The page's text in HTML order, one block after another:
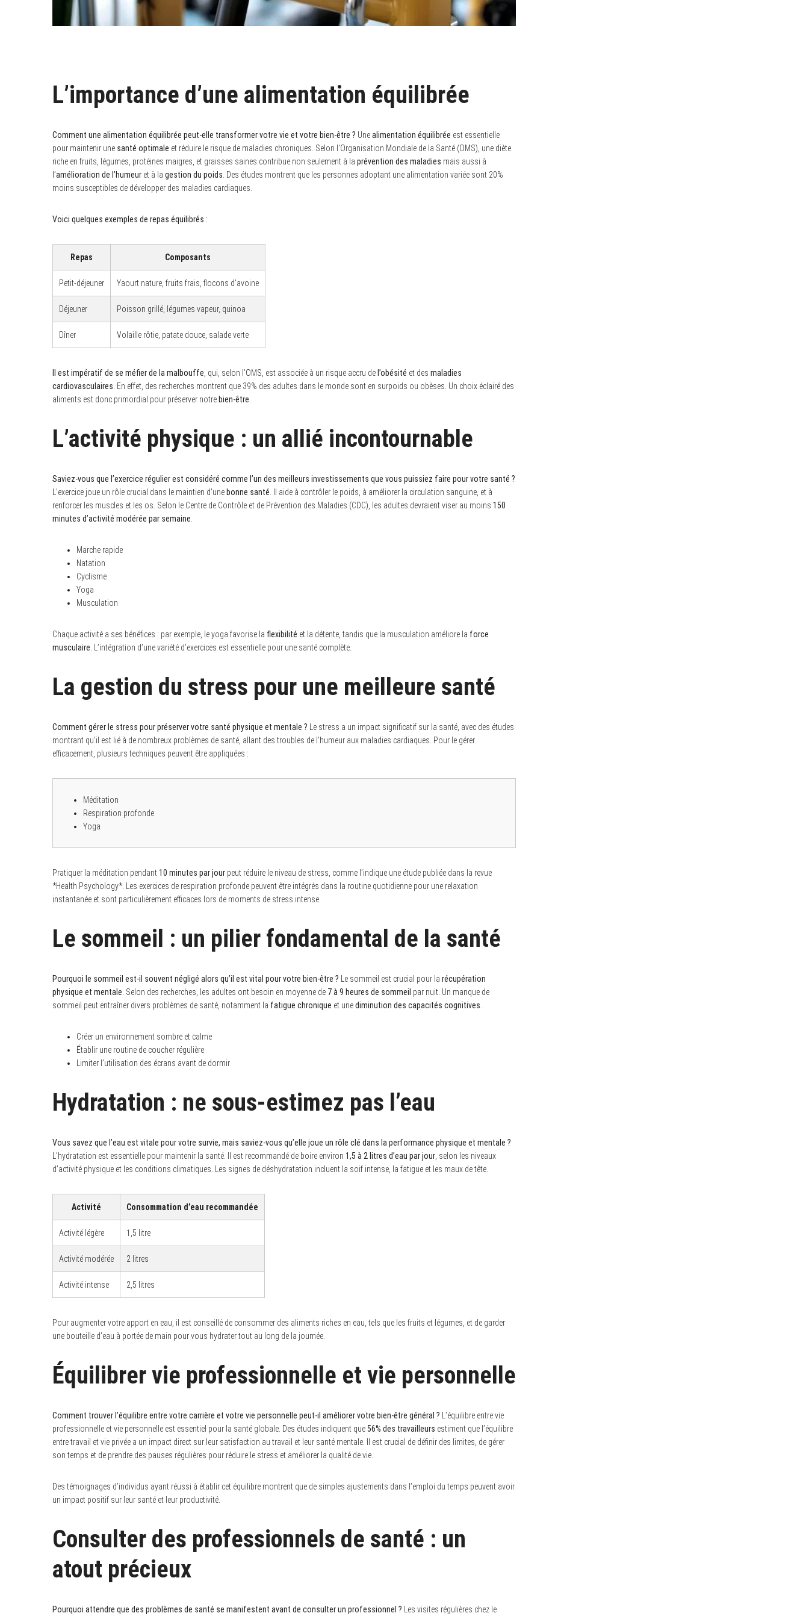
L’importance d’une alimentation équilibrée
Comment une alimentation équilibrée peut-elle transformer votre vie et votre bien-être ? Unealimentation équilibrée est essentielle
pour maintenir une santé optimale et réduire le risque de maladies chroniques. Selon l’Organisation Mondiale de la Santé (OMS), une diète
riche en fruits, légumes, protéines maigres, et graisses saines contribue non seulement à la prévention des maladies mais aussi à
l’amélioration de l’humeur et à la gestion du poids . Des études montrent que les personnes adoptant une alimentation variée sont 20%
moins susceptibles de développer des maladies cardiaques.
Voici quelques exemples de repas équilibrés :
Repas Composants
Petit-déjeuner Yaourt nature, fruits frais, flocons d’avoine
Déjeuner Poisson grillé, légumes vapeur, quinoa
Dîner Volaille rôtie, patate douce, salade verte
Il est impératif de se méfier de la malbouffe , qui, selon l’OMS, est associée à un risque accru de l’obésité et des maladies
cardiovasculaires . En effet, des recherches montrent que 39% des adultes dans le monde sont en surpoids ou obèses. Un choix éclairé des
aliments est donc primordial pour préserver notre bien-être
L’activité physique : un allié incontournable
Saviez-vous que l’exercice régulier est considéré comme l’un des meilleurs investissements que vous puissiez faire pour votre santé ?
L’exercice joue un rôle crucial dans le maintien d’une bonne santé . Il aide à contrôler le poids, à améliorer la circulation sanguine, et à
renforcer les muscles et les os. Selon le Centre de Contrôle et de Prévention des Maladies (CDC), les adultes devraient viser au moins 150
minutes d’activité modérée par semaine
Marche rapide
Natation
Cyclisme
Yoga
Musculation
Chaque activité a ses bénéfices : par exemple, le yoga favorise la flexibilité et la détente, tandis que la musculation améliore la force
musculaire . L’intégration d’une variété d’exercices est essentielle pour une santé complète.
La gestion du stress pour une meilleure santé
Comment gérer le stress pour préserver votre santé physique et mentale ? Le stress a un impact significatif sur la santé, avec des études
montrant qu’il est lié à de nombreux problèmes de santé, allant des troubles de l’humeur aux maladies cardiaques. Pour le gérer
efficacement, plusieurs techniques peuvent être appliquées :
Méditation
Respiration profonde
Yoga
Pratiquer la méditation pendant10 minutes par jour peut réduire le niveau de stress, comme l’indique une étude publiée dans la revue
*Health Psychology*. Les exercices de respiration profonde peuvent être intégrés dans la routine quotidienne pour une relaxation
instantanée et sont particulièrement efficaces lors de moments de stress intense.
Le sommeil : un pilier fondamental de la santé
Pourquoi le sommeil est-il souvent négligé alors qu’il est vital pour votre bien-être ? Le sommeil est crucial pour la récupération
physique et mentale . Selon des recherches, les adultes ont besoin en moyenne de 7 à 9 heures de sommeil par nuit. Un manque de
sommeil peut entraîner divers problèmes de santé, notamment la fatigue chronique et unediminution des capacités cognitives
Créer un environnement sombre et calme
Établir une routine de coucher régulière
Limiter l’utilisation des écrans avant de dormir
Hydratation : ne sous-estimez pas l’eau
Vous savez que l’eau est vitale pour votre survie, mais saviez-vous qu’elle joue un rôle clé dans la performance physique et mentale ?
L’hydratation est essentielle pour maintenir la santé. Il est recommandé de boire environ 1,5 à 2 litres d’eau par jour , selon les niveaux
d’activité physique et les conditions climatiques. Les signes de déshydratation incluent la soif intense, la fatigue et les maux de tête.
Activité Consommation d’eau recommandée
Activité légère 1,5 litre
Activité modérée 2 litres
Activité intense 2,5 litres
Pour augmenter votre apport en eau, il est conseillé de consommer des aliments riches en eau, tels que les fruits et légumes, et de garder
une bouteille d’eau à portée de main pour vous hydrater tout au long de la journée.
Équilibrer vie professionnelle et vie personnelle
Comment trouver l’équilibre entre votre carrière et votre vie personnelle peut-il améliorer votre bien-être général ? L’équilibre entre vie
professionnelle et vie personnelle est essentiel pour la santé globale. Des études indiquent que56% des travailleurs estiment que l’équilibre
entre travail et vie privée a un impact direct sur leur satisfaction au travail et leur santé mentale. Il est crucial de définir des limites, de gérer
son temps et de prendre des pauses régulières pour réduire le stress et améliorer la qualité de vie.
Des témoignages d’individus ayant réussi à établir cet équilibre montrent que de simples ajustements dans l’emploi du temps peuvent avoir
un impact positif sur leur santé et leur productivité.
Consulter des professionnels de santé : un
atout précieux
Pourquoi attendre que des problèmes de santé se manifestent avant de consulter un professionnel ? Les visites régulières chez le
h
: